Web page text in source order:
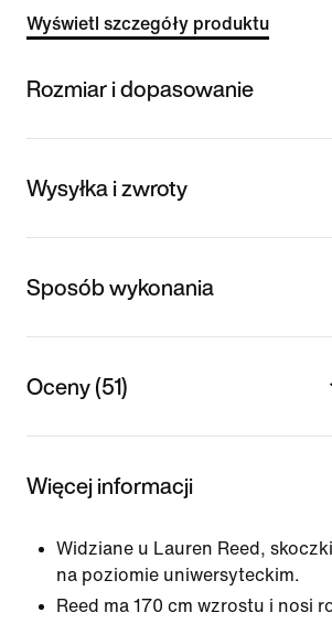
Wyświetl szczegóły produktu
Rozmiar i dopasowanie
Wysyłka i zwroty
Sposób wykonania
Oceny (51)
Więcej informacji
Widziane u Lauren Reed,
na poziomie uniwersyteckim.
Reed ma 170 cm wzrostu i nosi